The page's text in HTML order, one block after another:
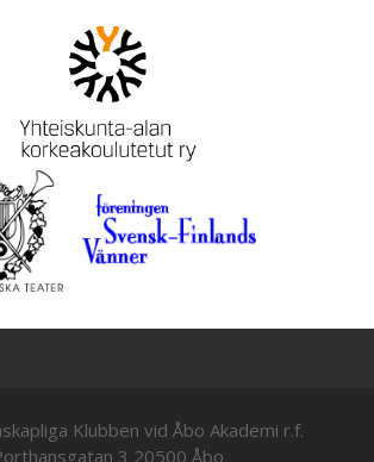
Klubben vid Åbo Akademi r.f.
3 20500 Åbo